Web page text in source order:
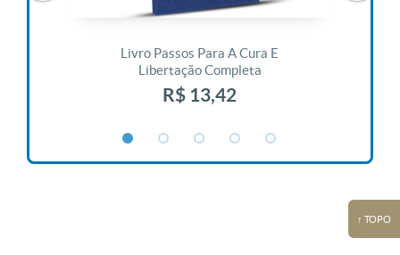
Livro Passos Para A Cura E
Libertação Completa
R$ 13,42
↑ TOPO